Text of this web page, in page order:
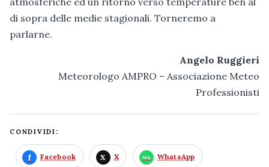
di sopra delle medie stagionali. Torneremo a
parlarne.
Angelo Ruggieri
Meteorologo AMPRO – Associazione Meteo
Professionisti
CONDIVIDI:
Facebook X WhatsApp